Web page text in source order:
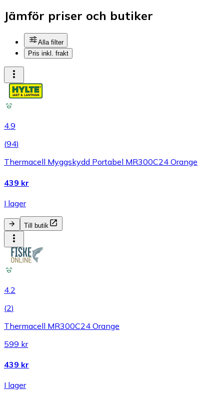
Jämför priser och butiker
Alla filter
Pris inkl. frakt
4.9
(94)
Thermacell Myggskydd Portabel MR300C24 Orange
439 kr
I lager
Till butik
4.2
(2)
Thermacell MR300C24 Orange
599 kr
439 kr
I lager